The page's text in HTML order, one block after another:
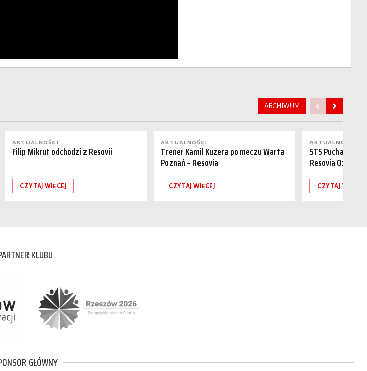
ARCHIWUM
AKTUALNOŚCI
Filip Mikrut odchodzi z Resovii
CZYTAJ WIĘCEJ
AKTUALNOŚCI
Trener Kamil Kuzera po meczu Warta
Poznań – Resovia
CZYTAJ WIĘCEJ
AKTUALNOŚCI
STS Puchar
Resovia 0:1
CZYTAJ WIĘCEJ
KLUBU
GŁÓWNY